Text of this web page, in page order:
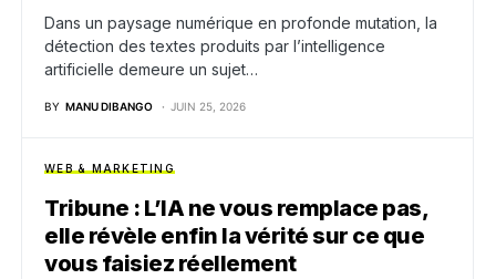
Dans un paysage numérique en profonde mutation, la
détection des textes produits par l’intelligence
artificielle demeure un sujet…
BY MANU DIBANGO JUIN 25, 2026
WEB & MARKETING
Tribune : L’IA ne vous remplace pas,
elle révèle enfin la vérité sur ce que
vous faisiez réellement